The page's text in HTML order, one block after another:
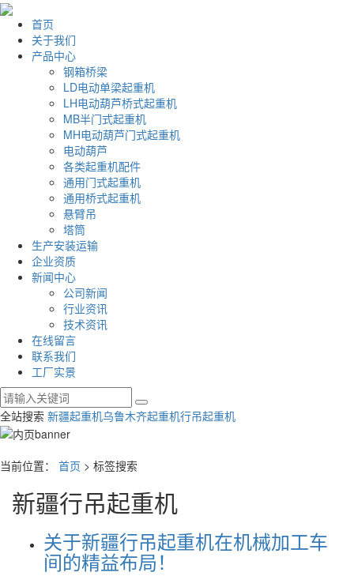
首页
关于我们
产品中心
钢箱桥梁
LD电动单梁起重机
LH电动葫芦桥式起重机
MB半门式起重机
MH电动葫芦门式起重机
电动葫芦
各类起重机配件
通用门式起重机
通用桥式起重机
悬臂吊
塔筒
生产安装运输
企业资质
新闻中心
公司新闻
行业资讯
技术资讯
在线留言
联系我们
工厂实景
全站搜索 新疆起重机乌鲁木齐起重机行吊起重机
当前位置： 首页 > 标签搜索
新疆行吊起重机
关于新疆行吊起重机在机械加工车
间的精益布局！